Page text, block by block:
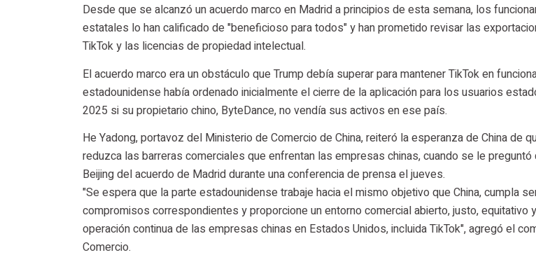
Desde que se alcanzó un acuerdo marco en Madrid a principios de esta semana, los
estatales lo han calificado de "beneficioso para todos" y han prometido revisar las
TikTok y las licencias de propiedad intelectual.
El acuerdo marco era un obstáculo que Trump debía superar para mantener TikTok en
estadounidense había ordenado inicialmente el cierre de la aplicación para los usuarios
2025 si su propietario chino, ByteDance, no vendía sus activos en ese país.
He Yadong, portavoz del Ministerio de Comercio de China, reiteró la esperanza de China de
reduzca las barreras comerciales que enfrentan las empresas chinas, cuando se le preguntó
Beijing del acuerdo de Madrid durante una conferencia de prensa el jueves.
"Se espera que la parte estadounidense trabaje hacia el mismo objetivo que China, cumpla
compromisos correspondientes y proporcione un entorno comercial abierto, justo, equitativo
operación continua de las empresas chinas en Estados Unidos, incluida TikTok", agregó el
Comercio.